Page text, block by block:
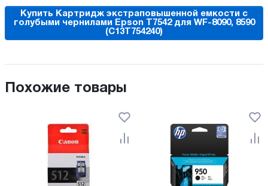
Купить Картридж экстраповышенной емкости с
голубыми чернилами Epson T7542 для WF-8090, 8590
(C13T754240)
Похожие товары